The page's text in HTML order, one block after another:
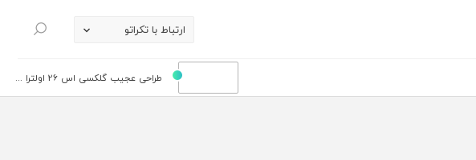
ارتباط با تکراتو
جستجو
طراحی عجیب گلکسی اس 26 اولترا ...